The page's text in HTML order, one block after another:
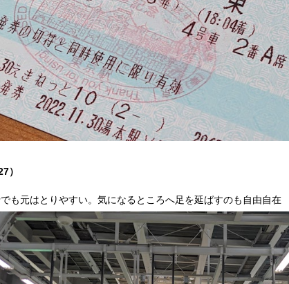
）
も元はとりやすい。気になるところへ足を延ばすのも自由自在